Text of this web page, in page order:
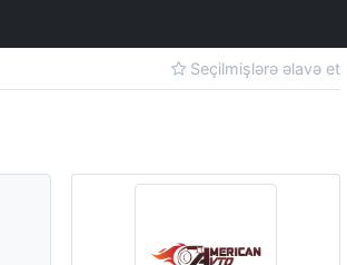
Seçilmişlərə əlavə et